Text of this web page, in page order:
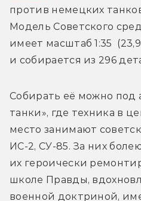
против немецких
Модель Советского
имеет масштаб 1:35
и собирается из 296
Собирать её можно под
танки», где техника в
место занимают
ИС-2, СУ-85. За них
их героически
школе Правды,
военной доктриной,